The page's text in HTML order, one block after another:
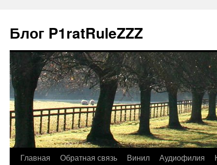
Блог P1ratRuleZZZ
Главная Обратная связь Винил Аудиофилия